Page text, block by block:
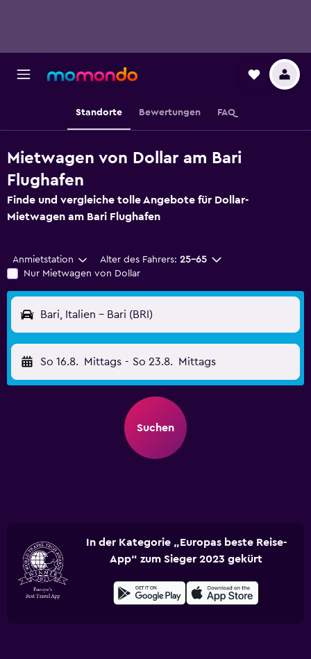
Standorte Bewertungen FAQ
Mietwagen von Dollar am Bari
Flughafen
Finde und vergleiche tolle Angebote für Dollar-
Mietwagen am Bari Flughafen
Anmietstation Alter des Fahrers: 25-65
Nur Mietwagen von Dollar
Bari, Italien - Bari (BRI)
So 16.8. Mittags - So 23.8. Mittags
Suchen
In der Kategorie „Europas beste Reise-
App“ zum Sieger 2023 gekürt